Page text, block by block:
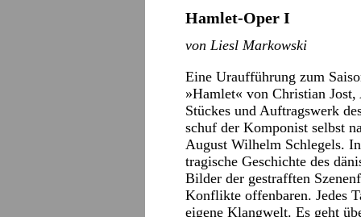
Hamlet-Oper I
von Liesl Markowski
Eine Uraufführung zum
»Hamlet« von Christian Jost,
Stückes und Auftragswerk
schuf der Komponist selbst
August Wilhelm Schlegels.
tragische Geschichte des
Bilder der gestrafften
Konflikte offenbaren. Jedes
eigene Klangwelt. Es geht